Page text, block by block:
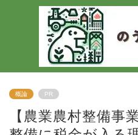
概論 PR
【農業農村整備事